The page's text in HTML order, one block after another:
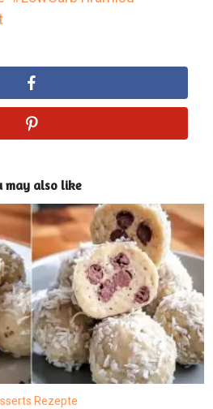
may also like
Rezepte